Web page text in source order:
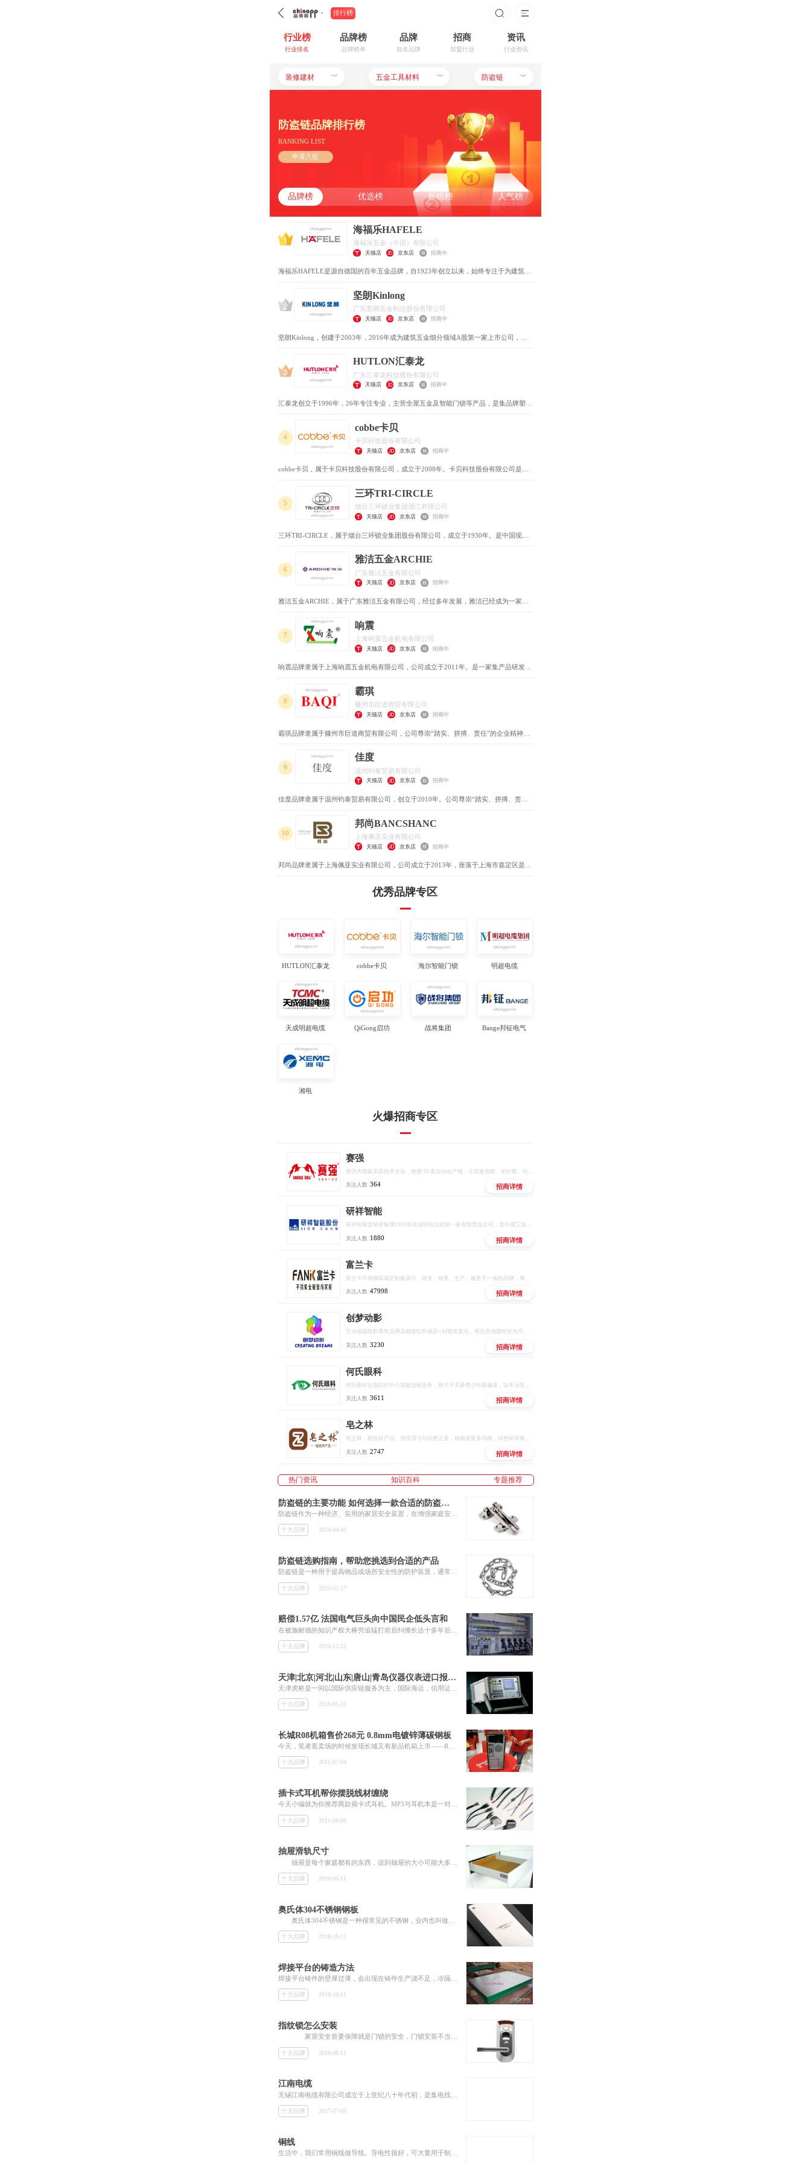
排行榜
行业榜
行业排名
品牌榜
品牌榜单
品牌
知名品牌
招商
加盟行业
资讯
行业资讯
装修建材 ﹀ 五金工具材料 ﹀ 防盗链 ﹀
防盗链品牌排行榜
RANKING LIST
申请入驻
品牌榜 优选榜 新锐榜 人气榜
海福乐HAFELE
海福乐五金（中国）有限公司
天猫店 京东店 招商中
海福乐HAFELE是源自德国的百年五金品牌，自1923年创立以来，始终专注于为建筑与
坚朗Kinlong
广东坚朗五金制品股份有限公司
天猫店 京东店 招商中
坚朗Kinlong，创建于2003年，2016年成为建筑五金细分领域A股第一家上市公司，宗
打造“研发+制造+服务”全链条运营模式，已发展成为建筑业的卓越供应商和知名品牌。
HUTLON汇泰龙
广东汇泰龙科技股份有限公司
天猫店 京东店 招商中
汇泰龙创立于1996年，26年专注专业，主营全屋五金及智能门锁等产品，是集品牌塑
4
cobbe卡贝
卡贝科技股份有限公司
天猫店 京东店 招商中
cobbe卡贝，属于卡贝科技股份有限公司，成立于2008年。卡贝科技股份有限公司是一
造业的摇篮，现代轻工业名城(浙江·瑞安)。专业于太空铝卫浴的设计/开发/生产/销售，
产品以外观精美/新颖实用/无铅环保的特点深受青睐，卫浴市场新锐企业.产品以外观精
美/新颖实用/无铅环保的特点深受青睐，致力于太空铝卫浴设计/开发/制造/销售的专业企
5
三环TRI-CIRCLE
烟台三环锁业集团浦江有限公司
天猫店 京东店 招商中
三环TRI-CIRCLE，属于烟台三环锁业集团股份有限公司，成立于1930年。是中国现代
区，是中国五金制品出口的“拳头产品”。
6
雅洁五金ARCHIE
广东雅洁五金有限公司
天猫店 京东店 招商中
雅洁五金ARCHIE，属于广东雅洁五金有限公司，经过多年发展，雅洁已经成为一家集
地面积12万平方米，建有电子、模具、压铸、机加、抛光、喷粉、电镀、包装、维修等
九大现代化车间以及配套齐全的生产、生活设施。
7
响震
上海响震五金机电有限公司
天猫店 京东店 招商中
响震品牌隶属于上海响震五金机电有限公司，公司成立于2011年。是一家集产品研发，
8
霸琪
滕州市巨道商贸有限公司
天猫店 京东店 招商中
霸琪品牌隶属于滕州市巨道商贸有限公司，公司尊崇“踏实、拼搏、责任”的企业精神，
去打动客户。霸琪品牌，呵护您所呵护，保护您的安全
9
佳度
温州钧泰贸易有限公司
天猫店 京东店 招商中
佳度品牌隶属于温州钧泰贸易有限公司，创立于2010年。公司尊崇“踏实、拼搏、责
模式，完善的技术，周到的服务，卓越的品质为生存根本，我们始终坚持用户至上用心
服务于客户，坚持用自己的服务去打动客户
10
邦尚BANCSHANC
上海佩亚实业有限公司
天猫店 京东店 招商中
邦尚品牌隶属于上海佩亚实业有限公司，公司成立于2013年，座落于上海市嘉定区是一
经营理念，营造一个互信、互惠、和谐、包容的合作氛围，致力于建立一个和谐、透明
优秀品牌专区
HUTLON汇泰龙 cobbe卡贝 海尔智能门锁 明超电缆
天成明超电缆 QiGong启功 战将集团 Bange邦钲电气
湘电
火爆招商专区
赛强
关注人数 364 招商详情
研祥智能
研祥智能是研祥集团1993年在深圳创立的第一家有限责任公司，是中国工业计算机和工业AI解决方案的头部供应商。
关注人数 1880 招商详情
富兰卡
关注人数 47998 招商详情
创梦动影
互动地面投影系统采用高精度红外感应+AI视觉算法，将任意地面转化为可触控、可交互的智能屏幕。支持多人同时参与，实现""等百种互动场景，广泛应用于商业综合体、文旅景区、儿童乐园、品牌快闪店等场景。
关注人数 3230 招商详情
何氏眼科
关注人数 3611 招商详情
皂之林
皂之林，植造好产品，传统清洁与自然之美，植物提取多功能，绿色环保效果好，有效有量有利润，好用好卖好赚钱。
关注人数 2747 招商详情
热门资讯 知识百科 专题推荐
防盗链的主要功能 如何选择一款合适的防盗链呢
防盗链作为一种经济、实用的家居安全装置，在增强家庭安全防护方面发挥着重要作用。
十大品牌 2024-04-02
防盗链选购指南，帮助您挑选到合适的产品
防盗链是一种用于提高物品或场所安全性的防护装置，通常由高强度的链条、锁具和固定装置组成。它广泛应用于各种场景，主要目的是防止物品被盗或非法入侵。防盗链是一种安全防护工具，通过将链条固定在物体和固定点之间，并用锁具锁定，从而限制物体的移动，增加盗窃的难度，起到防盗的作用。一般来说，直径在10mm以上的链条锁安全性较高。
十大品牌 2025-02-27
赔偿1.57亿 法国电气巨头向中国民企低头言和
在被施耐德的知识产权大棒穷追猛打前后纠缠长达十多年后，正泰上演了一出“以其人之道还治其人之身”的好戏。
十大品牌 2010-12-22
天津|北京|河北|山东|唐山|青岛仪器仪表进口报关代理
十大品牌 2011-05-23
长城R08机箱售价268元 0.8mm电镀锌薄碳钢板
十大品牌 2011-07-04
插卡式耳机帮你摆脱线材缠绕
今天小编就为你推荐两款插卡式耳机。MP3与耳机本是一对拆不开的设备，用户无论走到哪这两个设备均会带在身上，但耳机的线材总是给我们带来这样或那样的麻烦，今天小编为你带来的两款插卡式耳机将它们合在一起，给你意想不到的方便。
十大品牌 2011-08-04
抽屉滑轨尺寸
十大品牌 2019-06-11
奥氏体304不锈钢钢板
十大品牌 2018-10-12
焊接平台的铸造方法
十大品牌 2018-10-11
指纹锁怎么安装
家居安全首要保障就是门锁的安全，门锁安装不当会带来不少的安全隐患，一般我们购买指纹锁厂家会派专业的师傅安装，在此之前，我们...
十大品牌 2019-06-11
江南电缆
十大品牌 2017-07-03
铜线